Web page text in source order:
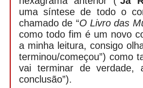
uma síntese de todo o
chamado de “O Livro das
como todo fim é um novo
a minha leitura, consigo
terminou/começou”) como
vai terminar de verdade,
conclusão”).